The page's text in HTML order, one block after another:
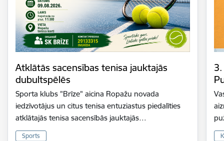
Atklātās sacensības tenisa jauktajās
dubultspēlēs
Sporta klubs "Brīze" aicina Ropažu novada
iedzīvotājus un citus tenisa entuziastus piedalīties
atklātajās tenisa sacensībās jauktajās…
Sports